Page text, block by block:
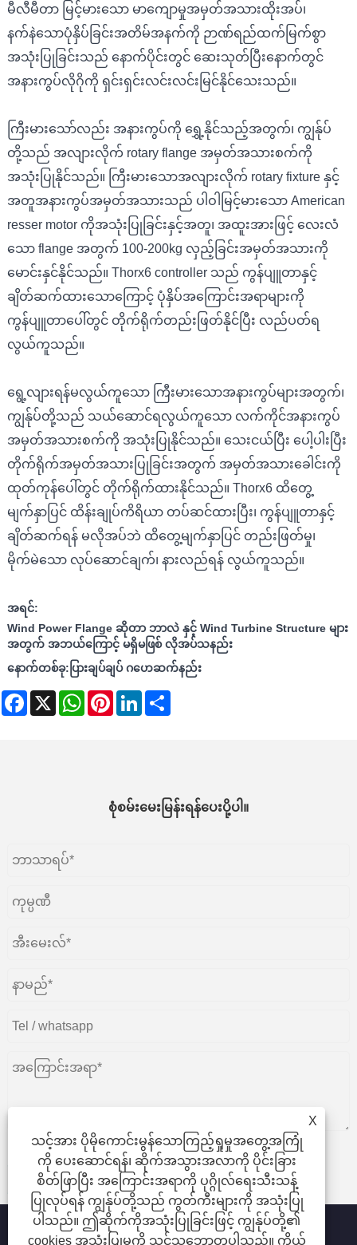
မီလီမီတာ မြင့်မားသော မာကျောမှုအမှတ်အသားထိုးအပ်၊
နက်နဲသောပုံနှိပ်ခြင်းအတိမ်အနက်ကို ဉာဏ်ရည်ထက်မြက်စွာ
အသုံးပြုခြင်းသည် နောက်ပိုင်းတွင် ဆေးသုတ်ပြီးနောက်တွင်
အနားကွပ်လိုဂိုကို ရှင်းရှင်းလင်းလင်းမြင်နိုင်သေးသည်။
ကြီးမားသော်လည်း အနားကွပ်ကို ရွှေ့နိုင်သည့်အတွက်၊ ကျွန်ုပ်
တို့သည် အလျားလိုက် rotary flange အမှတ်အသားစက်ကို
အသုံးပြုနိုင်သည်။ ကြီးမားသောအလျားလိုက် rotary fixture နှင့်
အတူအနားကွပ်အမှတ်အသားသည် ပါဝါမြင့်မားသော American
resser motor ကိုအသုံးပြုခြင်းနှင့်အတူ၊ အထူးအားဖြင့် လေးလံ
သော flange အတွက် 100-200kg လှည့်ခြင်းအမှတ်အသားကို
မောင်းနှင်နိုင်သည်။ Thorx6 controller သည် ကွန်ပျူတာနှင့်
ချိတ်ဆက်ထားသောကြောင့် ပုံနှိပ်အကြောင်းအရာများကို
ကွန်ပျူတာပေါ်တွင် တိုက်ရိုက်တည်းဖြတ်နိုင်ပြီး လည်ပတ်ရ
လွယ်ကူသည်။
ရွေ့လျားရန်မလွယ်ကူသော ကြီးမားသောအနားကွပ်များအတွက်၊
ကျွန်ုပ်တို့သည် သယ်ဆောင်ရလွယ်ကူသော လက်ကိုင်အနားကွပ်
အမှတ်အသားစက်ကို အသုံးပြုနိုင်သည်။ သေးငယ်ပြီး ပေါ့ပါးပြီး
တိုက်ရိုက်အမှတ်အသားပြုခြင်းအတွက် အမှတ်အသားခေါင်းကို
ထုတ်ကုန်ပေါ်တွင် တိုက်ရိုက်ထားနိုင်သည်။ Thorx6 ထိတွေ့
မျက်နှာပြင် ထိန်းချုပ်ကိရိယာ တပ်ဆင်ထားပြီး၊ ကွန်ပျူတာနှင့်
ချိတ်ဆက်ရန် မလိုအပ်ဘဲ ထိတွေ့မျက်နှာပြင် တည်းဖြတ်မှု၊
မိုက်မဲသော လုပ်ဆောင်ချက်၊ နားလည်ရန် လွယ်ကူသည်။
အရင်:
Wind Power Flange ဆိုတာ ဘာလဲ နှင့် Wind Turbine Structure များ
အတွက် အဘယ်ကြောင့် မရှိမဖြစ် လိုအပ်သနည်း
နောက်တစ်ခု: ပြားချပ်ချပ် ဂဟေဆက်နည်း
Facebook
X WhatsAppPinterestLinkedIn
စုံစမ်းမေးမြန်းရန်ပေးပို့ပါ။
တင်ပြပါ။
X
သင့်အား ပိုမိုကောင်းမွန်သောကြည့်ရှုမှုအတွေ့အကြုံ
ကို ပေးဆောင်ရန်၊ ဆိုက်အသွားအလာကို ပိုင်းခြား
စိတ်ဖြာပြီး အကြောင်းအရာကို ပုဂ္ဂိုလ်ရေးသီးသန့်
ပြုလုပ်ရန် ကျွန်ုပ်တို့သည် ကွတ်ကီးများကို အသုံးပြု
ပါသည်။ ဤဆိုက်ကိုအသုံးပြုခြင်းဖြင့် ကျွန်ုပ်တို့၏
cookies အသုံးပြုမှုကို သင်သဘောတူပါသည်။ ကိုယ်